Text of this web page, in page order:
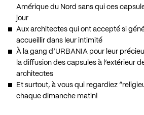
Amérique du Nord sans qui ces
jour
Aux architectes qui ont accepté si
accueillir dans leur intimité
À la gang d’URBANIA pour leur
la diffusion des capsules à l’extérieur
architectes
Et surtout, à vous qui regardiez
chaque dimanche matin!